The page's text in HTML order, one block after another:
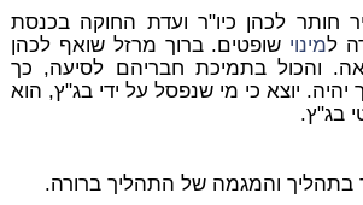
חותר לכהן כיו"ר ועדת החוקה בכנסת
למינוי שופטים. ברוך מרזל שואף לכהן
והכול בתמיכת חבריהם לסיעה, כך
יהיה. יוצא כי מי שנפסל על ידי בג"ץ, הוא
בג"ץ.
בתהליך והמגמה של התהליך ברורה.